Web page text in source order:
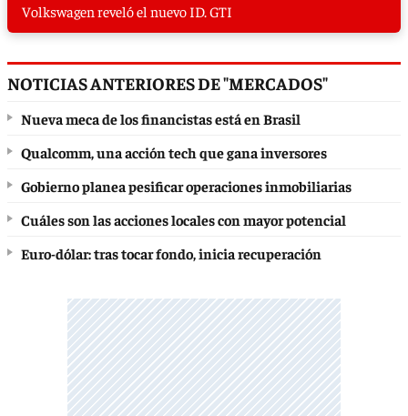
Volkswagen reveló el nuevo ID. GTI
NOTICIAS ANTERIORES DE "MERCADOS"
Nueva meca de los financistas está en Brasil
Qualcomm, una acción tech que gana inversores
Gobierno planea pesificar operaciones inmobiliarias
Cuáles son las acciones locales con mayor potencial
Euro-dólar: tras tocar fondo, inicia recuperación